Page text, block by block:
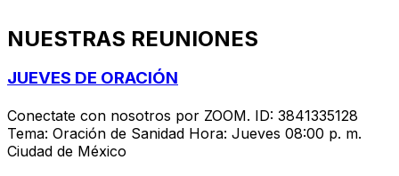
NUESTRAS REUNIONES
JUEVES DE ORACIÓN
Conectate con nosotros por ZOOM. ID: 3841335128
Tema: Oración de Sanidad Hora: Jueves 08:00 p. m.
Ciudad de México